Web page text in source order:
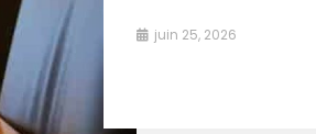
juin 25, 2026